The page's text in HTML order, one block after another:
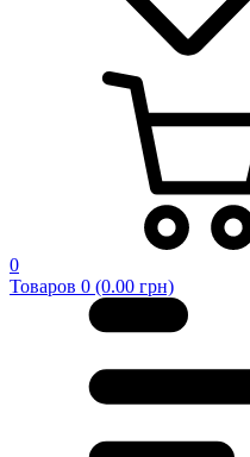
0
Товаров 0 (0.00 грн)